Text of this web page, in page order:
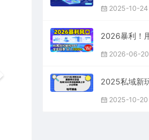
2025-10-24
2026-06-20
2025-10-20